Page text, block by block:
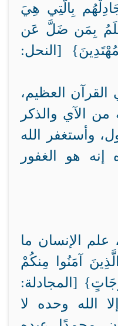
بِالَّتِي هِيَ
بِمَن ضَلَّ عَن
[النحل:
العظيم،
من الآي والذكر
وأستغفر الله
إنه هو الغفور
علم الإنسان ما
آمَنُوا مِنكُمْ
} [المجادلة:
الله وحده لا